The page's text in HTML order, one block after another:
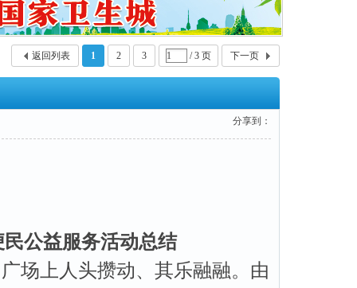
1 2 3 / 3 页 下一页
返回列表
分享到：
民公益服务活动总结
场上人头攒动、其乐融融。由